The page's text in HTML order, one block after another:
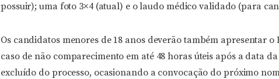
possuir); uma foto 3×4 (atual) e o laudo médico validado (para
Os candidatos menores de 18 anos deverão também apresentar o
caso de não comparecimento em até 48 horas úteis após a data
excluído do processo, ocasionando a convocação do próximo